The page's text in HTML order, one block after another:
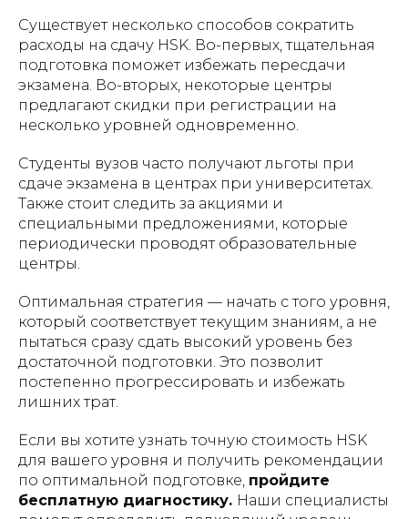
Существует несколько способов сократить
расходы на сдачу HSK. Во-первых, тщательная
подготовка поможет избежать пересдачи
экзамена. Во-вторых, некоторые центры
предлагают скидки при регистрации на
несколько уровней одновременно.
Студенты вузов часто получают льготы при
сдаче экзамена в центрах при университетах.
Также стоит следить за акциями и
специальными предложениями, которые
периодически проводят образовательные
центры.
Оптимальная стратегия — начать с того уровня,
который соответствует текущим знаниям, а не
пытаться сразу сдать высокий уровень без
достаточной подготовки. Это позволит
постепенно прогрессировать и избежать
лишних трат.
Если вы хотите узнать точную стоимость HSK
для вашего уровня и получить рекомендации
по оптимальной подготовке, пройдите
бесплатную диагностику. Наши специалисты